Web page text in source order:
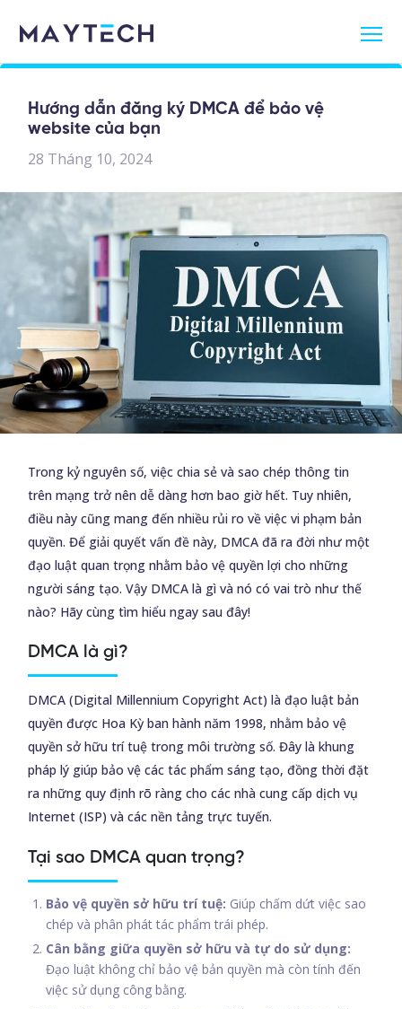
Hướng dẫn đăng ký DMCA để bảo vệ
website của bạn
28 Tháng 10, 2024
Trong kỷ nguyên số, việc chia sẻ và sao chép thông tin
trên mạng trở nên dễ dàng hơn bao giờ hết. Tuy nhiên,
điều này cũng mang đến nhiều rủi ro về việc vi phạm bản
quyền. Để giải quyết vấn đề này, DMCA đã ra đời như một
đạo luật quan trọng nhằm bảo vệ quyền lợi cho những
người sáng tạo. Vậy DMCA là gì và nó có vai trò như thế
nào? Hãy cùng tìm hiểu ngay sau đây!
DMCA là gì?
DMCA (Digital Millennium Copyright Act) là đạo luật bản
quyền được Hoa Kỳ ban hành năm 1998, nhằm bảo vệ
quyền sở hữu trí tuệ trong môi trường số. Đây là khung
pháp lý giúp bảo vệ các tác phẩm sáng tạo, đồng thời đặt
ra những quy định rõ ràng cho các nhà cung cấp dịch vụ
Internet (ISP) và các nền tảng trực tuyến.
Tại sao DMCA quan trọng?
Bảo vệ quyền sở hữu trí tuệ: Giúp chấm dứt việc sao
chép và phân phát tác phẩm trái phép.
Cân bằng giữa quyền sở hữu và tự do sử dụng:
Đạo luật không chỉ bảo vệ bản quyền mà còn tính đến
việc sử dụng công bằng.